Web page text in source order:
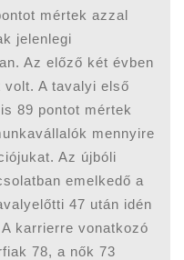
mértek azzal
jelenlegi
Az előző két évben
A tavalyi első
89 pontot mértek
mennyire
Az újbóli
emelkedő a
47 után idén
karrierre vonatkozó
78, a nők 73